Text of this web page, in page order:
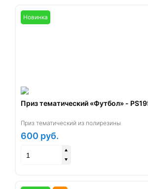
Новинка
Приз тематический «Футбол» -
Приз тематический из полирезины
600 руб.